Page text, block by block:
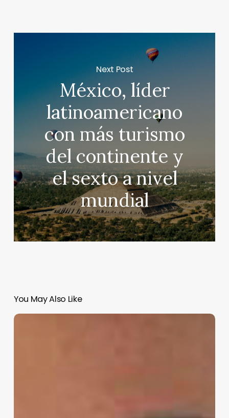
Next Post
México, líder
latinoamericano
con más turismo
del continente y
el sexto a nivel
mundial
You May Also Like
Ovidio